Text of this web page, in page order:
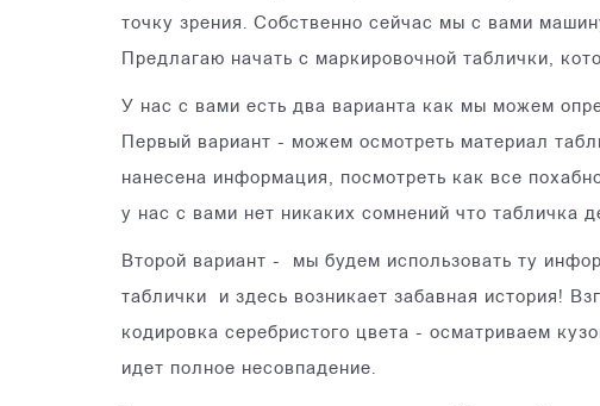
точку зрения. Собственно сейчас мы с вами
Предлагаю начать с маркировочной таблички,
У нас с вами есть два варианта как мы можем
Первый вариант - можем осмотреть материал
нанесена информация, посмотреть как все
у нас с вами нет никаких сомнений что табличка
Второй вариант - мы будем использовать ту
таблички и здесь возникает забавная история!
кодировка серебристого цвета - осматриваем
идет полное несовпадение.